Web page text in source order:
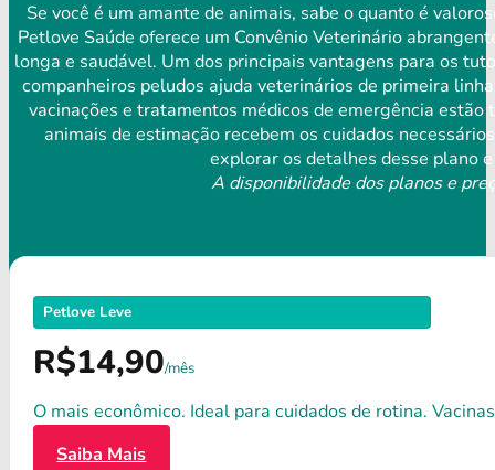
Se você é um amante de animais, sabe o quanto é
Petlove Saúde oferece um Convênio Veterinário
longa e saudável. Um dos principais vantagens para os
companheiros peludos ajuda veterinários de primeira
vacinações e tratamentos médicos de emergência
animais de estimação recebem os cuidados
explorar os detalhes desse plano
A disponibilidade dos planos e
Petlove Leve
R$14,90/mês
O mais econômico. Ideal para cuidados de rotina.
Saiba Mais